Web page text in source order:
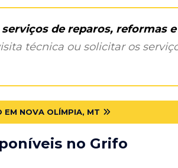
de reparos, reformas
técnica ou solicitar os
EM NOVA OLÍMPIA, MT
no Grifo